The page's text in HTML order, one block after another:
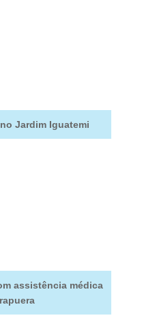
Jardim Iguatemi
assistência médica